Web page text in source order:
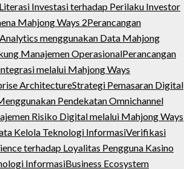
Investasi terhadap Perilaku Investor
Mahjong Ways 2Perancangan
menggunakan Data Mahjong
Manajemen OperasionalPerancangan
melalui Mahjong Ways
ArchitectureStrategi Pemasaran Digital
Pendekatan Omnichannel
Risiko Digital melalui Mahjong Ways
Kelola Teknologi InformasiVerifikasi
terhadap Loyalitas Pengguna Kasino
InformasiBusiness Ecosystem